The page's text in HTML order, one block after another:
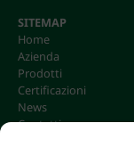
SITEMAP
Home
Azienda
Prodotti
Certificazioni
News
Contatti